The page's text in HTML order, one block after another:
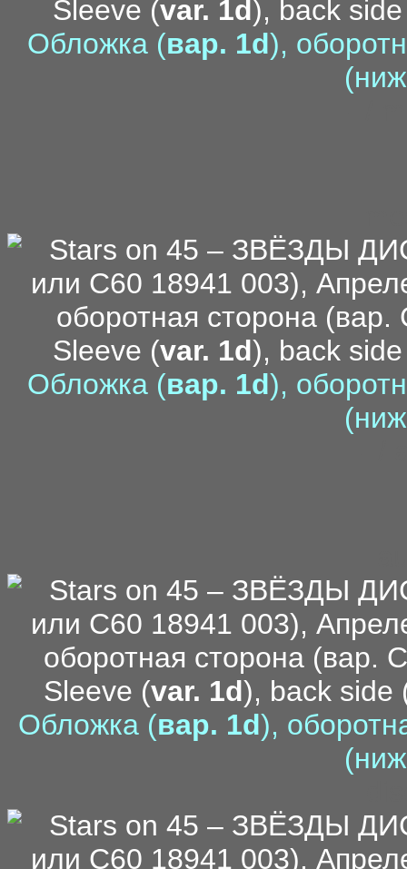
Sleeve (var. 1d ), back
Обложка (вар. 1d),
Sleeve (var. 1d), back
Обложка (вар. 1d),
Sleeve (var. 1d), back side
Обложка (вар. 1d),